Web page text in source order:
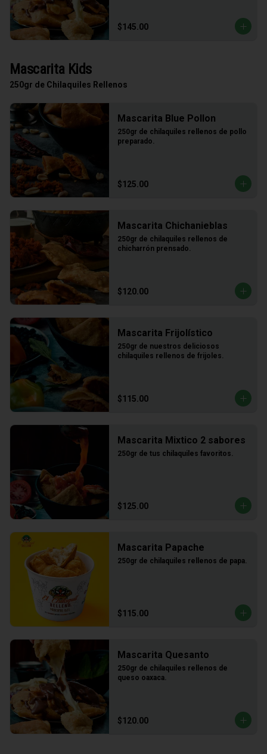
$145.00
Mascarita Kids
250gr de Chilaquiles Rellenos
Mascarita Blue Pollon
250gr de chilaquiles rellenos de pollo
preparado.
$125.00
Mascarita Chichanieblas
250gr de chilaquiles rellenos de
chicharrón prensado.
$120.00
Mascarita Frijolístico
250gr de nuestros deliciosos
chilaquiles rellenos de frijoles.
$115.00
Mascarita Mixtico 2 sabores
250gr de tus chilaquiles favoritos.
$125.00
Mascarita Papache
250gr de chilaquiles rellenos de papa.
$115.00
Mascarita Quesanto
250gr de chilaquiles rellenos de
queso oaxaca.
$120.00